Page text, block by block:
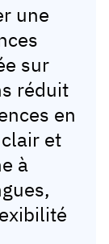
une
sur
réduit
en
et
à